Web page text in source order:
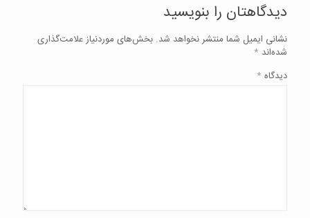
دیدگاهتان را بنویسید
نشانی ایمیل شما منتشر نخواهد شد. بخش‌های موردنیاز علامت‌گذاری
شده‌اند *
دیدگاه *